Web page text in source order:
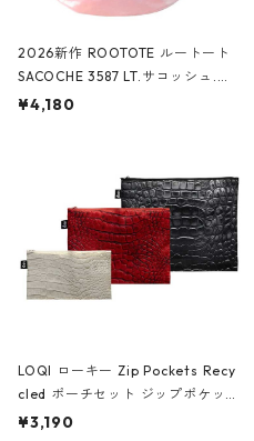
2026新作 ROOTOTE ルートート
SACOCHE 3587 LT.サコッシュ.ル
ミエ-B ショルダーバッグ グロスピ
¥4,180
LOQI ローキー Zip Pockets Recy
cled ポーチセット ジップポケット
ファスナーポーチ 撥水加工 トラベ
¥3,190